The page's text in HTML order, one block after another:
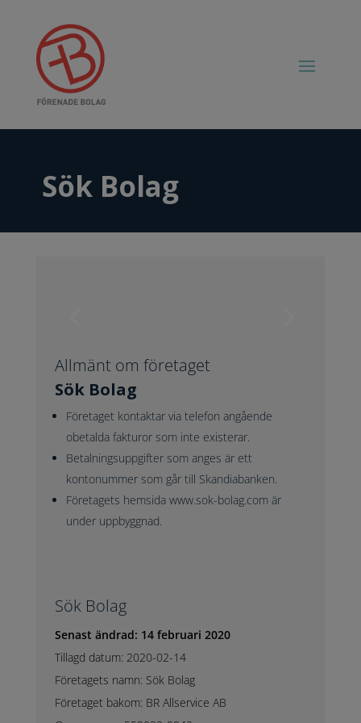
Sök Bolag
Allmänt om företaget
Sök Bolag
Företaget kontaktar via telefon angående
obetalda fakturor som inte existerar.
Betalningsuppgifter som anges är ett
kontonummer som går till Skandiabanken.
Företagets hemsida www.sok-bolag.com är
under uppbyggnad.
Sök Bolag
Senast ändrad: 14 februari 2020
Tillagd datum: 2020-02-14
Företagets namn: Sök Bolag
Företaget bakom: BR Allservice AB